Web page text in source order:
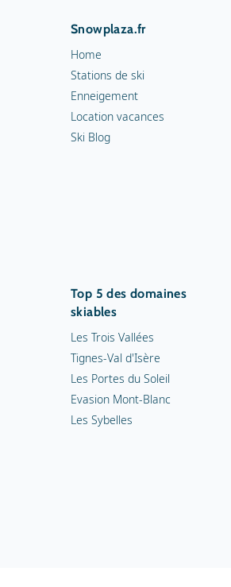
Snowplaza.fr
Home
Stations de ski
Enneigement
Location vacances
Ski Blog
Top 5 des domaines
skiables
Les Trois Vallées
Tignes-Val d'Isère
Les Portes du Soleil
Evasion Mont-Blanc
Les Sybelles